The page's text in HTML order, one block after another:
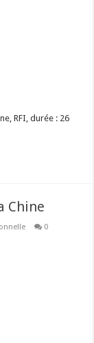
RFI, durée : 26
Chine
0